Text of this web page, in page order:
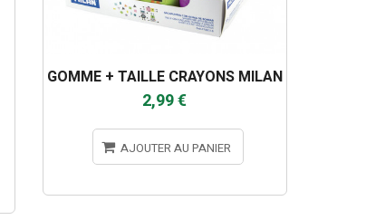
GOMME + TAILLE CRAYONS MILAN
2,99 €
AJOUTER AU PANIER